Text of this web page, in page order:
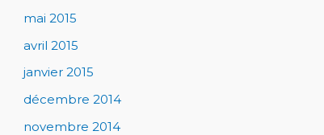
mai 2015
avril 2015
janvier 2015
décembre 2014
novembre 2014